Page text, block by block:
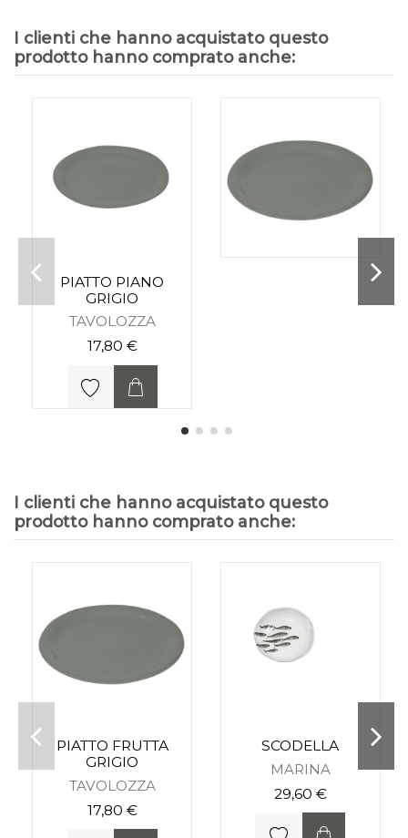
I clienti che hanno acquistato questo
prodotto hanno comprato anche:
PIATTO PIANO
GRIGIO
TAVOLOZZA
17,80 €
I clienti che hanno acquistato questo
prodotto hanno comprato anche:
PIATTO FRUTTA
GRIGIO
TAVOLOZZA
17,80 €
SCODELLA
MARINA
29,60 €